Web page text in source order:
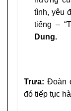
tình, yêu
tiếng –
Dung.
Trưa: Đoàn
đó tiếp tục